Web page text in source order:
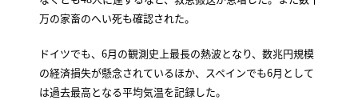
万の家畜のへい死も確認された。
ドイツでも、6月の観測史上最長の熱波となり、数兆円規模
の経済損失が懸念されているほか、スペインでも6月として
は過去最高となる平均気温を記録した。